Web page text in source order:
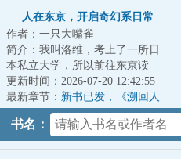
果不算好
人在东京，开启奇幻系日常
作者：一只大嘴雀
简介：我叫洛维，考上了一所日
本私立大学，所以前往东京读
书。等等，这个冒险家系统是什
么鬼？为什么它认...
更新时间：2026-07-20 12:42:55
最新章节： 新书已发，《溯回人
书名：